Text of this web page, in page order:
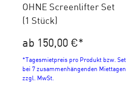
OHNE Screenlifter Set
(1 Stück)
ab 150,00 €*
*Tagesmietpreis pro Produkt bzw. Set
bei 7 zusammenhängenden Miettagen
zzgl. MwSt.